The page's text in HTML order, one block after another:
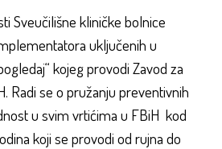
Sveučilišne kliničke bolnice
uključenih u
kojeg provodi Zavod za
Radi se o pružanju preventivnih
u svim vrtićima u FBiH kod
koji se provodi od rujna do